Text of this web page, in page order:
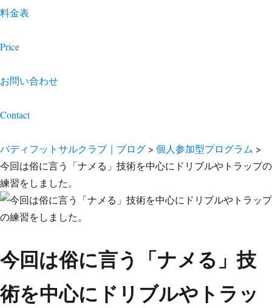
料金表
Price
お問い合わせ
Contact
バディフットサルクラブ｜ブログ > 個人参加型プログラム >
今回は俗に言う「ナメる」技術を中心にドリブルやトラップの
練習をしました。
今回は俗に言う「ナメる」技
術を中心にドリブルやトラッ